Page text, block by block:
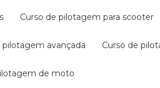
curso de pilotagem para scooter
pilotagem avançada curso de
de moto